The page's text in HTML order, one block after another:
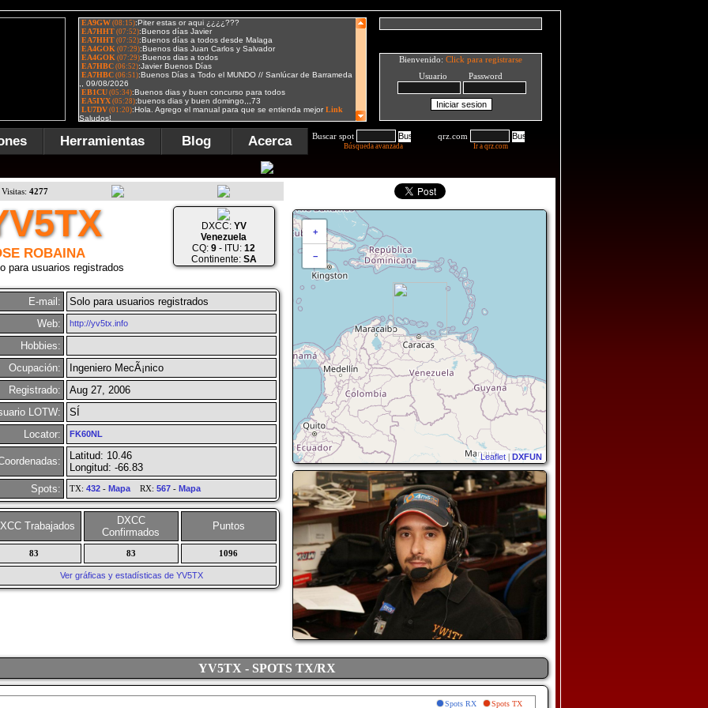
Bienvenido: Click para registrarse
Usuario Password
Herramientas Blog Acerca Buscar spot
Búsqueda avanzada
qrz.com
Ir a qrz.com
Visitas: 4277
+
−
Leaflet | DXFUN
ROBAINA
para usuarios registrados
DXCC: YV
Venezuela
CQ: 9 - ITU: 12
Continente: SA
E-mail:
Solo para usuarios registrados
Web:
http://yv5tx.info
Hobbies:
Ocupación:
Ingeniero MecÃ¡nico
Registrado:
Aug 27, 2006
LOTW:
SÍ
Locator:
FK60NL
Latitud: 10.46
Longitud: -66.83
Spots:
TX: 432- MapaRX: 567- Mapa
Trabajados
DXCC
Confirmados
Puntos
83 83 1096
Ver gráficas y estadísticas de YV5TX
YV5TX - SPOTS TX/RX
Spots RX Spots TX